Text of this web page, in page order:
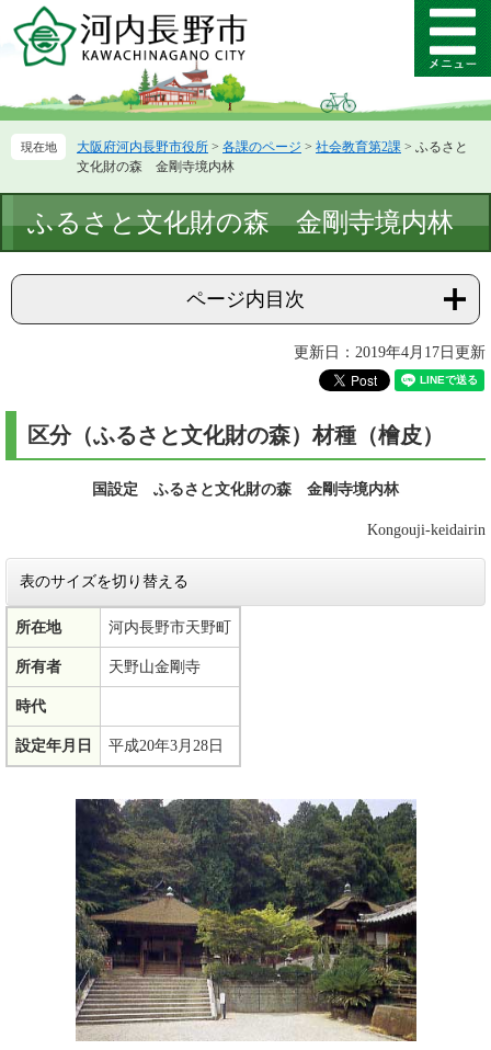
ー
先
ニ
を
て
メ
ニ
ー
大阪府河内長野市役所 > 各課のページ > 社会教育第2課 > ふるさと
文化財の森 金剛寺境内林
文
ふるさと文化財の森 金剛寺境内林
ページ内目次
更新日：2019年4月17日更新
区分（ふるさと文化財の森）材種（檜皮）
国設定 ふるさと文化財の森 金剛寺境内林
Kongouji-keidairin
表のサイズを切り替える
所在地 河内長野市天野町
所有者 天野山金剛寺
時代
設定年月日 平成20年3月28日